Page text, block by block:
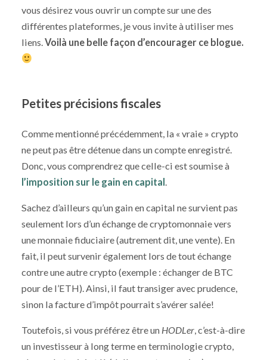
vous désirez vous ouvrir un compte sur une des
différentes plateformes, je vous invite à utiliser mes
liens.Voilà une belle façon d’encourager ce blogue.
Petites précisions fiscales
Comme mentionné précédemment, la « vraie » crypto
ne peut pas être détenue dans un compte enregistré.
Donc, vous comprendrez que celle-ci est soumise à
l’imposition sur le gain en capital.
Sachez d’ailleurs qu’un gain en capital ne survient pas
seulement lors d’un échange de cryptomonnaie vers
une monnaie fiduciaire (autrement dit, une vente). En
fait, il peut survenir également lors de tout échange
contre une autre crypto (exemple : échanger de BTC
pour de l’ETH). Ainsi, il faut transiger avec prudence,
sinon la facture d’impôt pourrait s’avérer salée!
Toutefois, si vous préférez être un HODLer, c’est-à-dire
un investisseur à long terme en terminologie crypto,